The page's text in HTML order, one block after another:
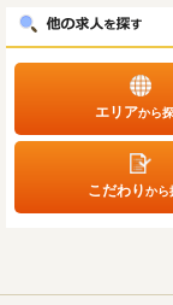
エリアから
こだわりから